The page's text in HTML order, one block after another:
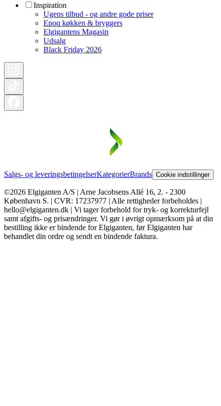
Inspiration
Ugens tilbud - og andre gode priser
Epoq køkken & bryggers
Elgigantens Magasin
Udsalg
Black Friday 2026
Salgs- og leveringsbetingelserKategorierBrands Cookie indstillinger
©2026 Elgiganten A/S | Arne Jacobsens Allé 16, 2. - 2300
København S. | CVR: 17237977 | Alle rettigheder forbeholdes |
hello@elgiganten.dk | Vi tager forbehold for tryk- og korrekturfejl
samt afgifts- og prisændringer. Vi gør i øvrigt opmærksom på at din
bestilling ikke er bindende for Elgiganten, før Elgiganten har
behandlet din ordre og sendt en bindende faktura.